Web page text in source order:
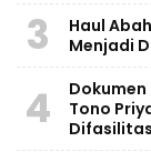
3
Haul
Menjadi
4
Tono